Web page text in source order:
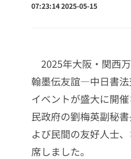
07:23:14 2025-05-15
2025年大阪・関西
翰墨伝友誼―中日書法
イベントが盛大に開
民政府の劉梅英副秘
よび民間の友好人士
席しました。